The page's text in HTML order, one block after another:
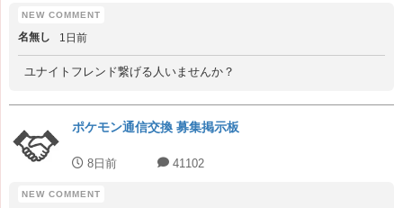
名無し 1日前
ユナイトフレンド繋げる人いませんか？
ポケモン通信交換 募集掲示板
8日前 41102